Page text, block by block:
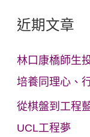
近期文章
林口康橋師生
培養同理心、
從棋盤到工程
UCL工程夢